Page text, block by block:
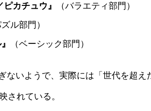
カチュウ』
（バラエティ部門）
ル部門）
（ベーシック部門）
ないようで、実際には「世代を超
されている。